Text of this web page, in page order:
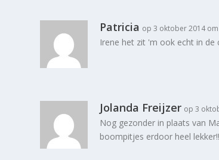
Patricia op 3 oktober 2014
Irene het zit 'm ook echt in
Jolanda Freijzer op 3
Nog gezonder in plaats van
boompitjes erdoor heel lekker!!